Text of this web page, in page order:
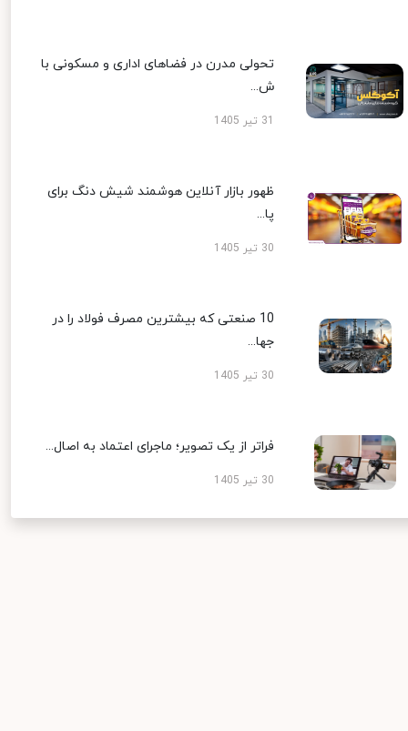
تحولی مدرن در فضاهای اداری و مسکونی با
ش...
ظهور بازار آنلاین هوشمند شیش دنگ برای
پا...
30 تیر 1405
10 صنعتی که بیشترین مصرف فولاد را در
جها...
30 تیر 1405
فراتر از یک تصویر؛ ماجرای اعتماد به اصال...
30 تیر 1405